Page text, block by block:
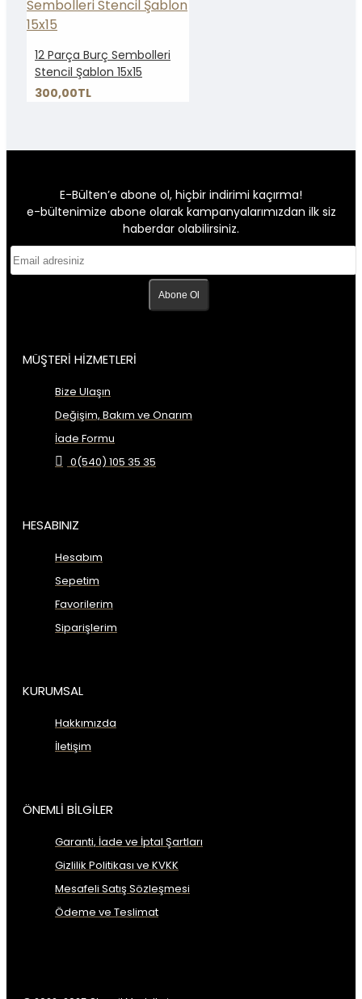
12 Parça Burç Sembolleri
Stencil Şablon 15x15
300,00TL
E-Bülten’e abone ol, hiçbir indirimi kaçırma!
e-bültenimize abone olarak kampanyalarımızdan ilk siz
haberdar olabilirsiniz.
Abone Ol
MÜŞTERİ HİZMETLERİ
Bize Ulaşın
Değişim, Bakım ve Onarım
İade Formu
0(540) 105 35 35
HESABINIZ
Hesabım
Sepetim
Favorilerim
Siparişlerim
KURUMSAL
Hakkımızda
İletişim
ÖNEMLİ BİLGİLER
Garanti, İade ve İptal Şartları
Gizlilik Politikası ve KVKK
Mesafeli Satış Sözleşmesi
Ödeme ve Teslimat